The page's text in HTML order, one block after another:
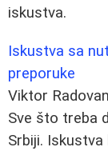
iskustva.
Iskustva sa
preporuke
Viktor
Sve što treba
Srbiji.